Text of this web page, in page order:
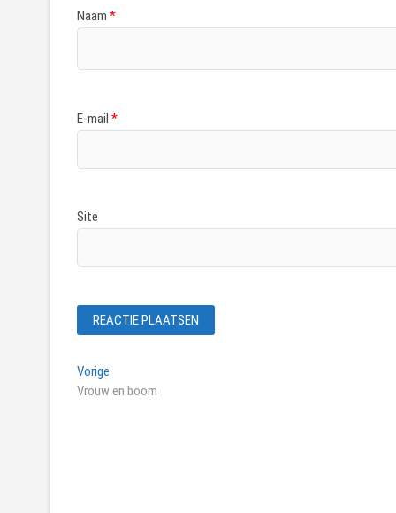
Naam *
E-mail *
Site
Bericht
navigatie
Vorige
bericht:
Vrouw en boom